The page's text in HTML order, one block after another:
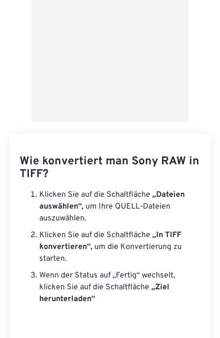
Wie konvertiert man Sony RAW in
TIFF?
Klicken Sie auf die Schaltfläche „Dateien
auswählen“, um Ihre QUELL-Dateien
auszuwählen.
Klicken Sie auf die Schaltfläche „In TIFF
konvertieren“, um die Konvertierung zu
starten.
Wenn der Status auf „Fertig“ wechselt,
klicken Sie auf die Schaltfläche „Ziel
herunterladen“